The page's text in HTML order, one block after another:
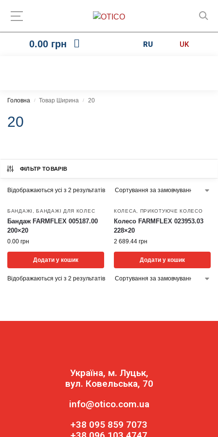
0.00 грн RU UK
Головна / Товар Ширина / 20
20
ФІЛЬТР ТОВАРІВ
Відображаються усі з 2 результатів
БАНДАЖІ ,БАНДАЖІ ДЛЯ КОЛЕС
Бандаж FARMFLEX 005187.00
200×20
0.00 грн
Додати у кошик
КОЛЕСА ПРИКОТУЮЧЕ КОЛЕСО
Колесо FARMFLEX 023953.03
228×20
2 689.44 грн
Додати у кошик
Відображаються усі з 2 результатів
Україна, м. Луцьк,
вул. Ковельська, 70
info@otico.com.ua
+38 095 859 7073